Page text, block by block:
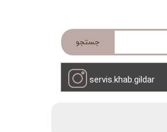
جستجو
servis.khab.gildar